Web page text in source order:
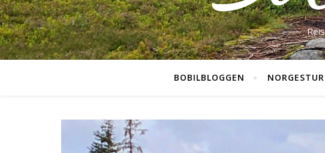
BOBILBLOGGEN